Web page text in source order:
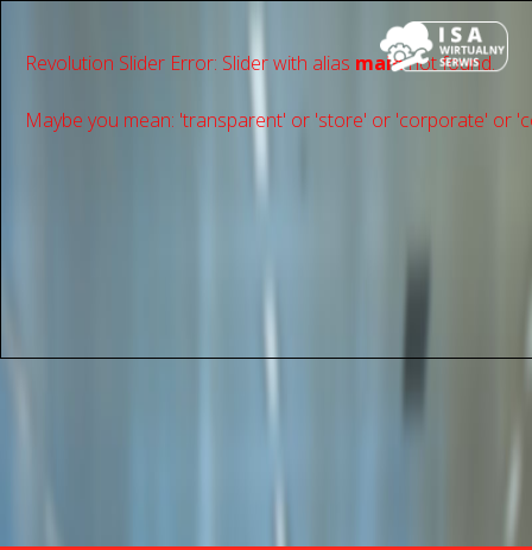
Revolution Slider Error: Slider with alias mainnot found.
Maybe you mean: 'transparent' or 'store' or 'сorporate' or